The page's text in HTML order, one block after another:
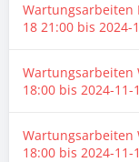
Wartungsarbeiten
18 21:00 bis 2024-
Wartungsarbeiten
18:00 bis 2024-11-
Wartungsarbeiten
18:00 bis 2024-11-